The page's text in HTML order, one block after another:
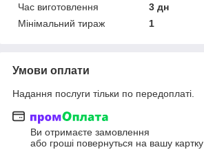
Час виготовлення
3 дн
Мінімальний тираж
1
Умови оплати
Надання послуги тільки по передоплаті.
Ви отримаєте замовлення
або гроші повернуться на вашу картку